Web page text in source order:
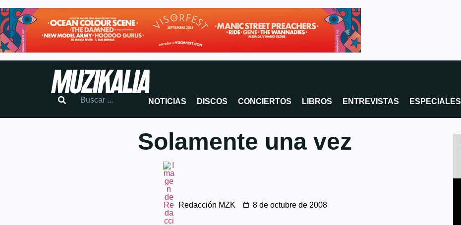
NOTICIAS DISCOS CONCIERTOS LIBROS ENTREVISTAS ESPECIALES
Solamente una vez
Redacción MZK 8 de octubre de 2008